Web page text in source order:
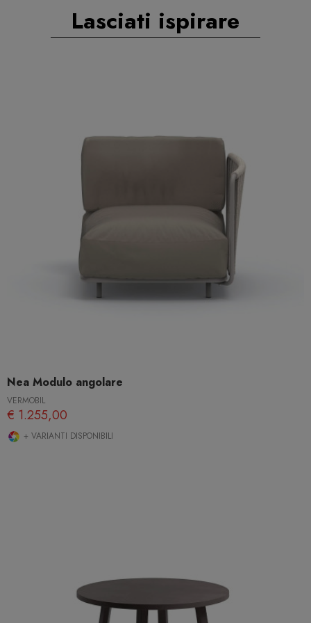
Lasciati ispirare
Nea Modulo angolare
VERMOBIL
€ 1.255,00
+ VARIANTI DISPONIBILI